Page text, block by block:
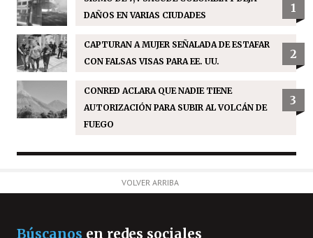
DAÑOS EN VARIAS CIUDADES
1
CAPTURAN A MUJER SEÑALADA DE ESTAFAR
CON FALSAS VISAS PARA EE. UU.
2
CONRED ACLARA QUE NADIE TIENE
AUTORIZACIÓN PARA SUBIR AL VOLCÁN DE
FUEGO
3
VOLVER ARRIBA
Búscanos en redes sociales